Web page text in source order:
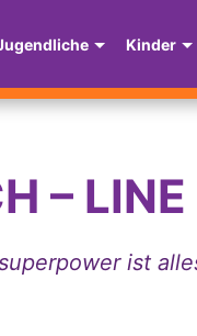
Kinder
–
ist